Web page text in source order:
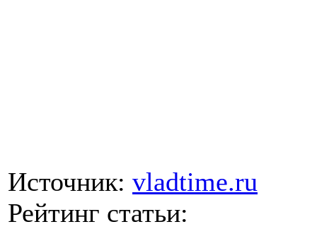
Источник: vladtime.ru
Рейтинг статьи: